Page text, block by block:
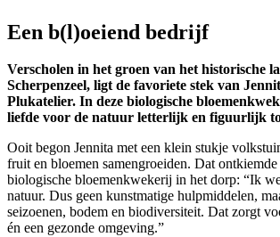
Een b(l)oeiend bedrijf
Verscholen in het groen van het historische
Scherpenzeel, ligt de favoriete stek van
Plukatelier. In deze biologische
liefde voor de natuur letterlijk en figuurlijk
Ooit begon Jennita met een klein stukje
fruit en bloemen samengroeiden. Dat ontkiemde
biologische bloemenkwekerij in het dorp: “Ik
natuur. Dus geen kunstmatige hulpmiddelen,
seizoenen, bodem en biodiversiteit. Dat zorgt
én een gezonde omgeving.”